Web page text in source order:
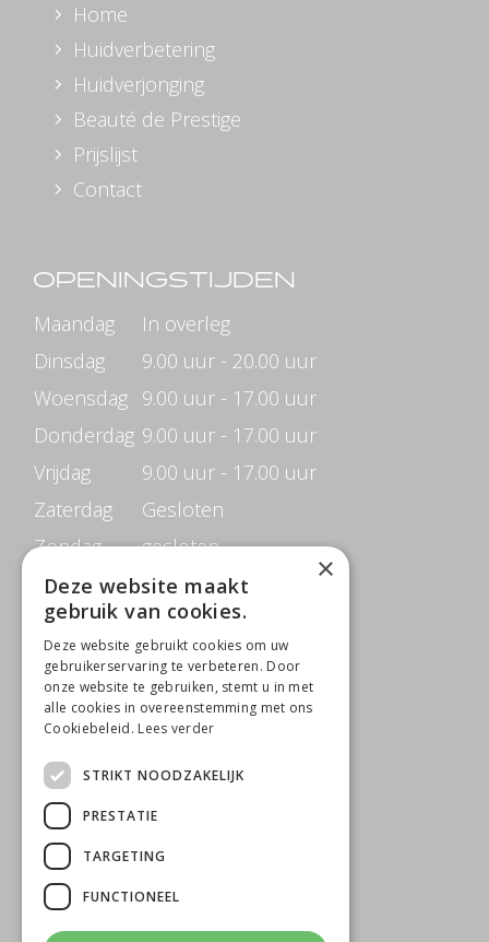
Home
Huidverbetering
Huidverjonging
Beauté de Prestige
Prijslijst
Contact
OPENINGSTIJDEN
Maandag
In overleg
Dinsdag
9.00 uur - 20.00 uur
Woensdag 9.00 uur - 17.00 uur
Donderdag 9.00 uur - 17.00 uur
Vrijdag
9.00 uur - 17.00 uur
Zaterdag
Gesloten
Zondag
gesloten
CONTACTGEGEVENS
Beauté de Prestige
Jacob Merlostraat 6B
5961 AB Horst
0642818650
Minfo@beautedeprestige.nl
×
Deze website maakt
gebruik van cookies.
Deze website gebruikt cookies om uw
gebruikerservaring te verbeteren. Door
onze website te gebruiken, stemt u in met
alle cookies in overeenstemming met ons
Cookiebeleid. Lees verder
STRIKT NOODZAKELIJK
PRESTATIE
TARGETING
FUNCTIONEEL